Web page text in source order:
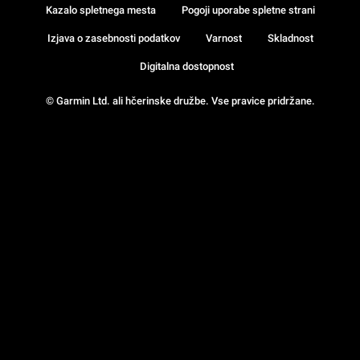
© Garmin Ltd. ali hčerinske družbe. Vse pravice pridržane.
Kazalo spletnega mesta Pogoji uporabe spletne strani
Izjava o zasebnosti podatkov Varnost Skladnost
Digitalna dostopnost